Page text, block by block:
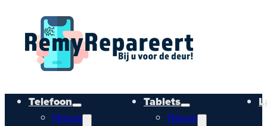
Telefoon
Nieuw
Tablets
Nieuw